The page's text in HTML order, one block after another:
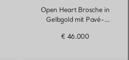
Open Heart Brosche in
Gelbgold mit Pavé-
€ 46.000